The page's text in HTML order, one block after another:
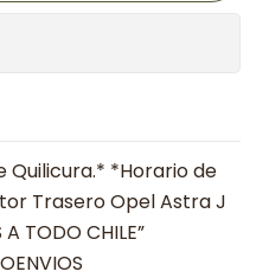
Quilicura.* *Horario de
Trasero Opel Astra J
A TODO CHILE”